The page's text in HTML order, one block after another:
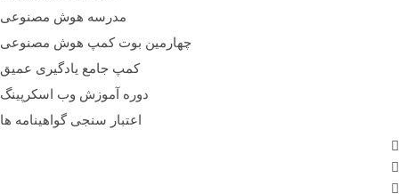
مدرسه هوش مصنوعی
چهارمین بوت کمپ هوش مصنوعی
کمپ جامع یادگیری عمیق
دوره آموزش وب اسکرپینگ
اعتبار سنجی گواهینامه ها